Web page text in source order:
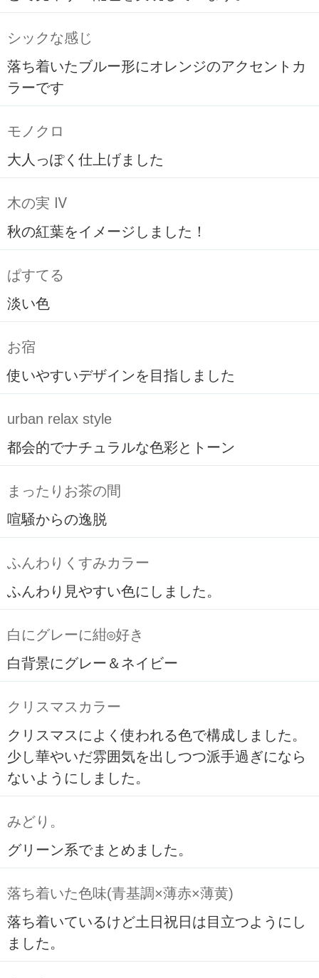
シックな感じ
落ち着いたブルー形にオレンジのアクセントカ
ラーです
モノクロ
大人っぽく仕上げました
木の実 Ⅳ
秋の紅葉をイメージしました！
ぱすてる
淡い色
お宿
使いやすいデザインを目指しました
urban relax style
都会的でナチュラルな色彩とトーン
まったりお茶の間
喧騒からの逸脱
ふんわりくすみカラー
ふんわり見やすい色にしました。
白にグレーに紺◎好き
白背景にグレー＆ネイビー
クリスマスカラー
クリスマスによく使われる色で構成しました。
少し華やいだ雰囲気を出しつつ派手過ぎになら
ないようにしました。
みどり。
グリーン系でまとめました。
落ち着いた色味(青基調×薄赤×薄黄)
落ち着いているけど土日祝日は目立つようにし
ました。